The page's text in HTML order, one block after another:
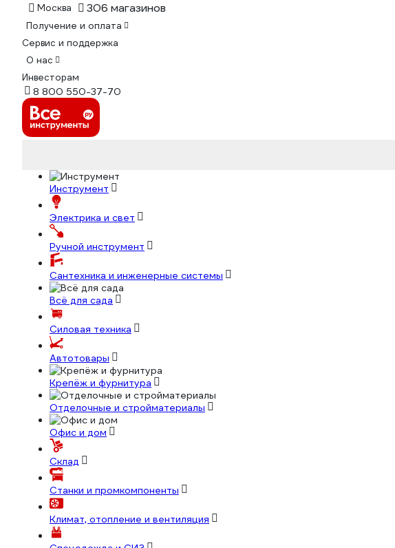
Москва 306 магазинов
Получение и оплата
Сервис и поддержка
О нас
Инвесторам
8 800 550-37-70
Инструмент
Электрика и свет
Ручной инструмент
Сантехника и инженерные системы
Всё для сада
Силовая техника
Автотовары
Крепёж и фурнитура
Отделочные и стройматериалы
Офис и дом
Склад
Станки и промкомпоненты
Климат, отопление и вентиляция